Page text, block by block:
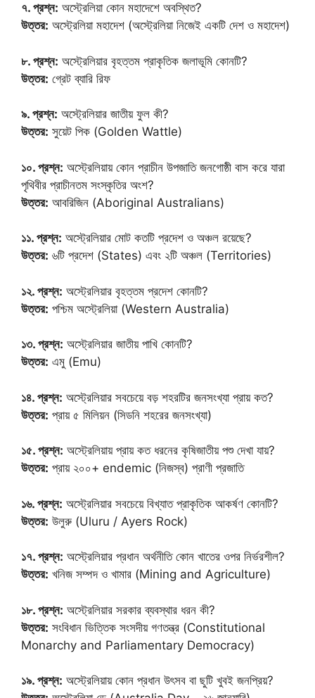
৭. প্রশ্ন: অস্ট্রেলিয়া কোন মহাদেশে অবস্থিত?
উত্তর: অস্ট্রেলিয়া মহাদেশ (অস্ট্রেলিয়া নিজেই একটি দেশ ও মহাদেশ)
৮. প্রশ্ন: অস্ট্রেলিয়ার বৃহত্তম প্রাকৃতিক জলাভূমি কোনটি?
উত্তর: গ্রেট ব্যারি রিফ
৯. প্রশ্ন: অস্ট্রেলিয়ার জাতীয় ফুল কী?
উত্তর: সুয়েট পিক (Golden Wattle)
১০. প্রশ্ন: অস্ট্রেলিয়ায় কোন প্রাচীন উপজাতি জনগোষ্ঠী বাস করে যারা
পৃথিবীর প্রাচীনতম সংস্কৃতির অংশ?
উত্তর: আবরিজিন (Aboriginal Australians)
১১. প্রশ্ন: অস্ট্রেলিয়ার মোট কতটি প্রদেশ ও অঞ্চল রয়েছে?
উত্তর: ৬টি প্রদেশ (States) এবং ২টি অঞ্চল (Territories)
১২. প্রশ্ন: অস্ট্রেলিয়ার বৃহত্তম প্রদেশ কোনটি?
উত্তর: পশ্চিম অস্ট্রেলিয়া (Western Australia)
১৩. প্রশ্ন: অস্ট্রেলিয়ার জাতীয় পাখি কোনটি?
উত্তর: এমু (Emu)
১৪. প্রশ্ন: অস্ট্রেলিয়ার সবচেয়ে বড় শহরটির জনসংখ্যা প্রায় কত?
উত্তর: প্রায় ৫ মিলিয়ন (সিডনি শহরের জনসংখ্যা)
১৫. প্রশ্ন: অস্ট্রেলিয়ায় প্রায় কত ধরনের কৃষিজাতীয় পশু দেখা যায়?
উত্তর: প্রায় ২০০+ endemic (নিজস্ব) প্রাণী প্রজাতি
১৬. প্রশ্ন: অস্ট্রেলিয়ার সবচেয়ে বিখ্যাত প্রাকৃতিক আকর্ষণ কোনটি?
উত্তর: উলুরু (Uluru / Ayers Rock)
১৭. প্রশ্ন: অস্ট্রেলিয়ার প্রধান অর্থনীতি কোন খাতের ওপর নির্ভরশীল?
উত্তর: খনিজ সম্পদ ও খামার (Mining and Agriculture)
১৮. প্রশ্ন: অস্ট্রেলিয়ার সরকার ব্যবস্থার ধরন কী?
উত্তর: সংবিধান ভিত্তিক সংসদীয় গণতন্ত্র (Constitutional
Monarchy and Parliamentary Democracy)
১৯. প্রশ্ন: অস্ট্রেলিয়ায় কোন প্রধান উৎসব বা ছুটি খুবই জনপ্রিয়?